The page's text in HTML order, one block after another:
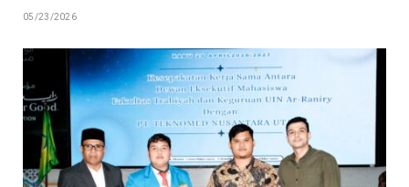
05/23/2026